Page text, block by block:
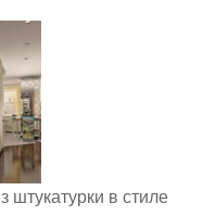
штукатурки в стиле